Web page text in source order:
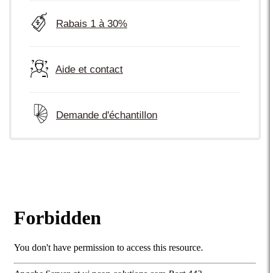
Rabais 1 à 30%
Aide et contact
Demande d'échantillon